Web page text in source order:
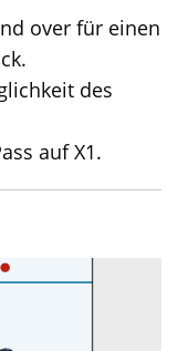
over für einen
des
auf X1.